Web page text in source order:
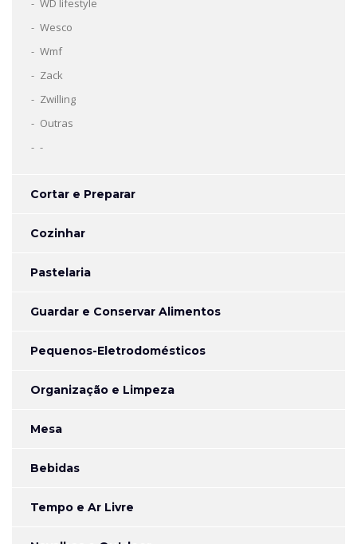
WD lifestyle
Wesco
Wmf
Zack
Zwilling
Outras
-
Cortar e Preparar
Cozinhar
Pastelaria
Guardar e Conservar Alimentos
Pequenos-Eletrodomésticos
Organização e Limpeza
Mesa
Bebidas
Tempo e Ar Livre